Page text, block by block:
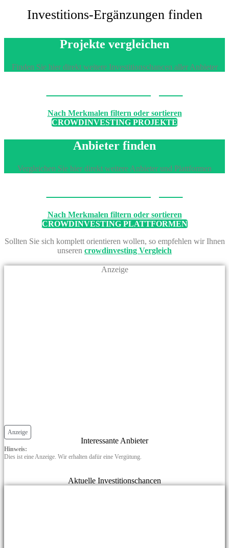
Investitions-Ergänzungen finden
Projekte vergleichen
Finden Sie hier direkt weitere Investitionschancen aller Anbieter
Nach Merkmalen filtern oder sortieren
CROWDINVESTING PROJEKTE
Anbieter finden
Vergleichen Sie hier direkt weitere Anbieter und Plattformen
Nach Merkmalen filtern oder sortieren
CROWDINVESTING PLATTFORMEN
Sollten Sie sich komplett orientieren wollen, so empfehlen wir Ihnen
unseren crowdinvesting Vergleich
Anzeige
Anzeige
Interessante Anbieter
Hinweis:
Dies ist eine Anzeige. Wir erhalten dafür eine Vergütung.
Aktuelle Investitionschancen